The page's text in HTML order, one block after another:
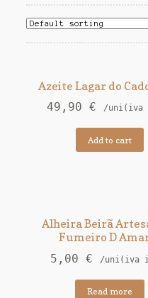
Azeite Lagar do
49,90 € /uni(iva
Add to cart
Alheira Beirã
Fumeiro D
5,00 € /uni(iva
Read more